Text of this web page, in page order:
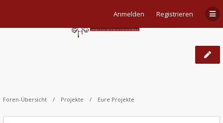
Anmelden Registrieren
Foren-Übersicht Projekte Eure Projekte